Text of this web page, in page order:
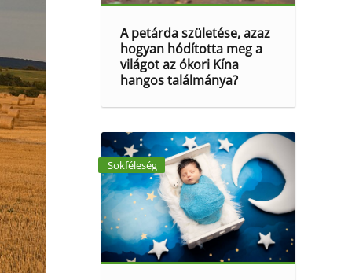
A petárda születése, azaz
hogyan hódította meg a
világot az ókori Kína
hangos találmánya?
Sokféleség